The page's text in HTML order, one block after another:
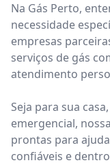
Na Gás Perto,
necessidade
empresas
serviços de gás
atendimento
Seja para sua
emergencial,
prontas para
confiáveis e